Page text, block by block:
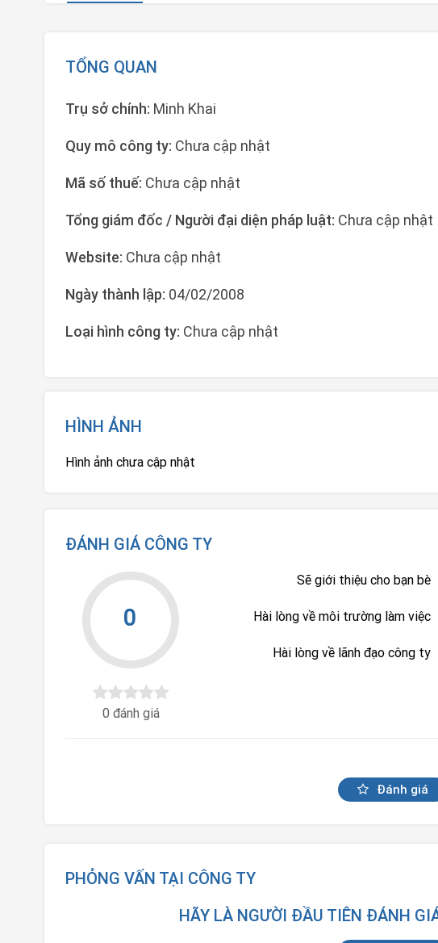
TỔNG QUAN
Trụ sở chính: Minh Khai
Quy mô công ty: Chưa cập nhật
Mã số thuế: Chưa cập nhật
Tổng giám đốc / Người đại diện pháp luật: Chưa cập nhật
Website: Chưa cập nhật
Ngày thành lập: 04/02/2008
Loại hình công ty: Chưa cập nhật
HÌNH ẢNH
Hình ảnh chưa cập nhật
ĐÁNH GIÁ CÔNG TY
0
0 đánh giá
Sẽ giới thiệu cho bạn bè
Hài lòng về môi trường làm việc
Hài lòng về lãnh đạo công ty
Đánh giá
PHỎNG VẤN TẠI CÔNG TY
HÃY LÀ NGƯỜI ĐẦU TIÊN ĐÁNH